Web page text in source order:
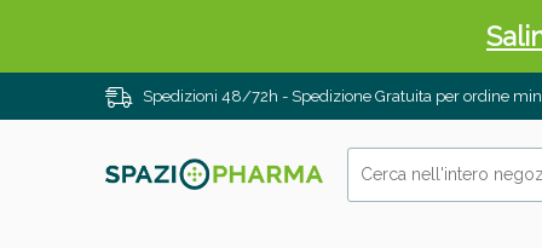
Spedizioni 48/72h - Spedizione Gratuita per ordine